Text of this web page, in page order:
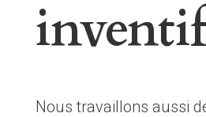
Nous travaillons aussi